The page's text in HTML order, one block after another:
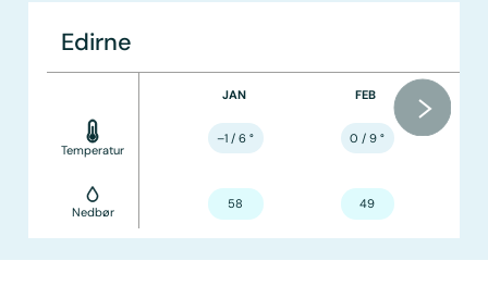
Edirne
Temperatur
Nedbør
JAN
–1 / 6 °
58
FEB
0 / 9 °
49